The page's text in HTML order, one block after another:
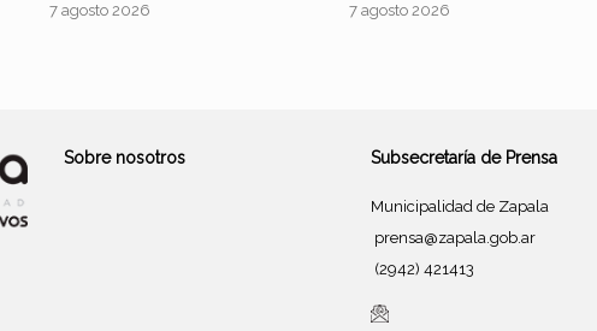
7 agosto 2026 7 agosto 2026
Sobre nosotros Subsecretaría de Prensa
Municipalidad de Zapala
prensa@zapala.gob.ar
(2942) 421413